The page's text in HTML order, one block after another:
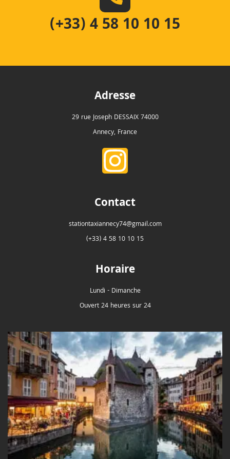
(+33) 4 58 10 10 15
Adresse
29 rue Joseph DESSAIX 74000
Annecy, France
Contact
stationtaxiannecy74@gmail.com
(+33) 4 58 10 10 15
Horaire
Lundi - Dimanche
Ouvert 24 heures sur 24